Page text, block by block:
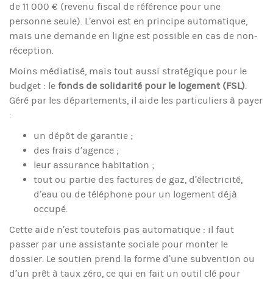
de 11 000 € (revenu fiscal de référence pour une
personne seule). L’envoi est en principe automatique,
mais une demande en ligne est possible en cas de non-
réception.
Moins médiatisé, mais tout aussi stratégique pour le
budget : le fonds de solidarité pour le logement (FSL).
Géré par les départements, il aide les particuliers à payer
:
un dépôt de garantie ;
des frais d’agence ;
leur assurance habitation ;
tout ou partie des factures de gaz, d’électricité,
d’eau ou de téléphone pour un logement déjà
occupé.
Cette aide n’est toutefois pas automatique : il faut
passer par une assistante sociale pour monter le
dossier. Le soutien prend la forme d’une subvention ou
d’un prêt à taux zéro, ce qui en fait un outil clé pour